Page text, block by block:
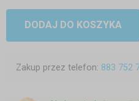
DODAJ DO KOSZYKA
Zakup przez telefon: 883 752